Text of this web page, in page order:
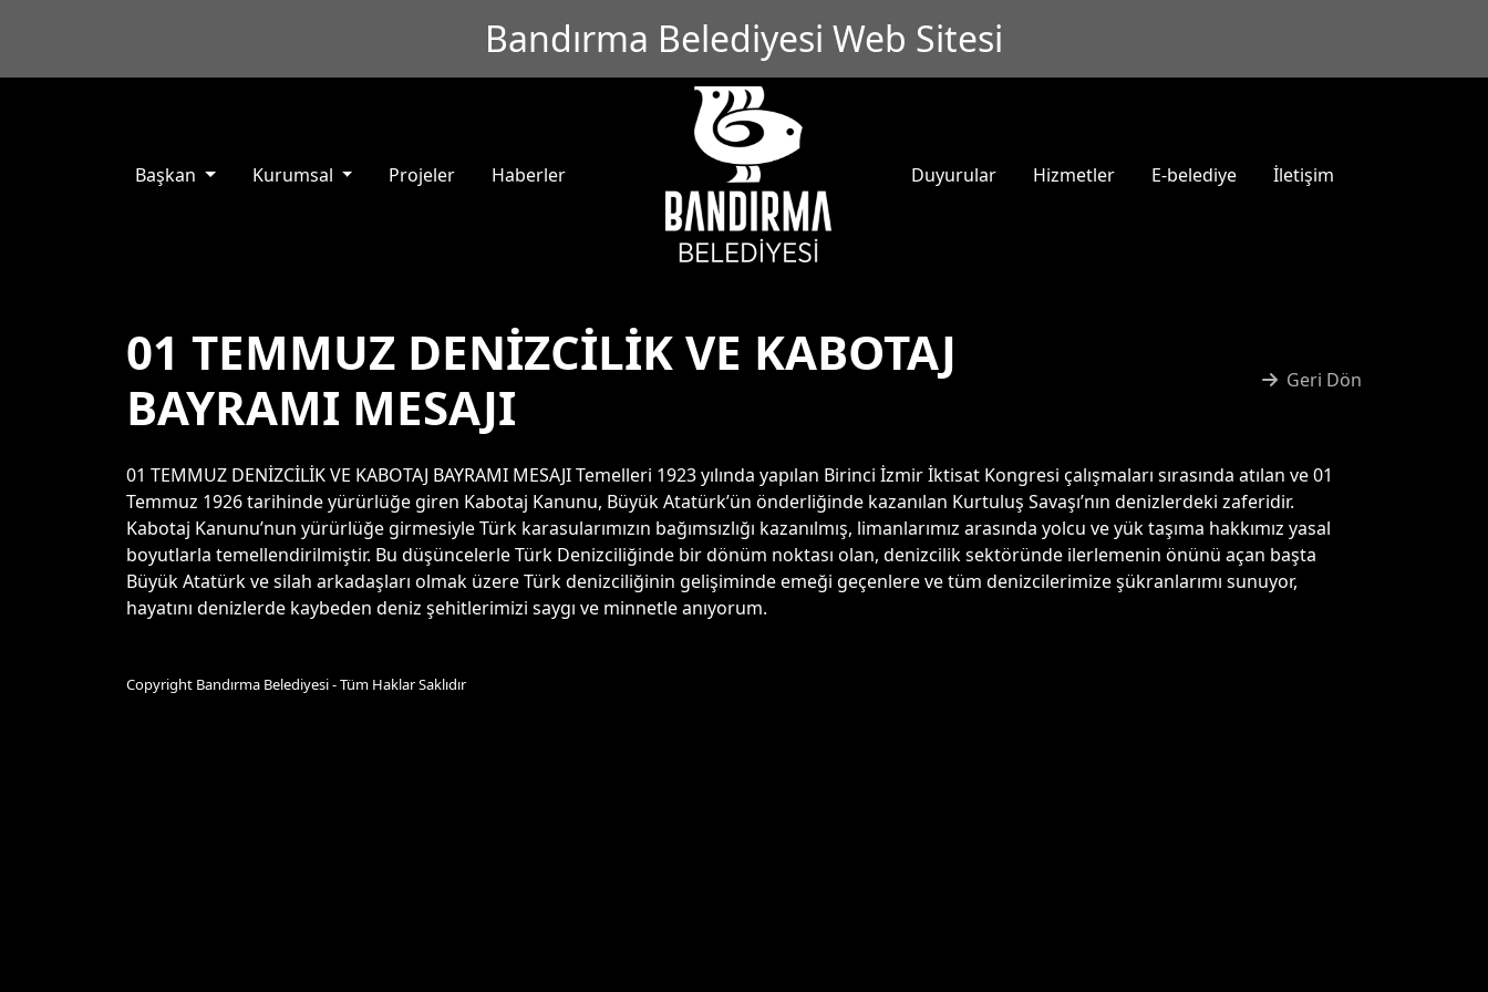
Bandırma Belediyesi Web Sitesi
Başkan Kurumsal Projeler Haberler Duyurular Hizmetler E-belediye İletişim
01 TEMMUZ DENİZCİLİK VE KABOTAJ
BAYRAMI MESAJI
Geri Dön
01 TEMMUZ DENİZCİLİK VE KABOTAJ BAYRAMI MESAJI Temelleri 1923 yılında yapılan Birinci İzmir İktisat Kongresi çalışmaları sırasında atılan ve 01
Temmuz 1926 tarihinde yürürlüğe giren Kabotaj Kanunu, Büyük Atatürk’ün önderliğinde kazanılan Kurtuluş Savaşı’nın denizlerdeki zaferidir.
Kabotaj Kanunu’nun yürürlüğe girmesiyle Türk karasularımızın bağımsızlığı kazanılmış, limanlarımız arasında yolcu ve yük taşıma hakkımız yasal
boyutlarla temellendirilmiştir. Bu düşüncelerle Türk Denizciliğinde bir dönüm noktası olan, denizcilik sektöründe ilerlemenin önünü açan başta
Büyük Atatürk ve silah arkadaşları olmak üzere Türk denizciliğinin gelişiminde emeği geçenlere ve tüm denizcilerimize şükranlarımı sunuyor,
hayatını denizlerde kaybeden deniz şehitlerimizi saygı ve minnetle anıyorum.
Copyright Bandırma Belediyesi - Tüm Haklar Saklıdır